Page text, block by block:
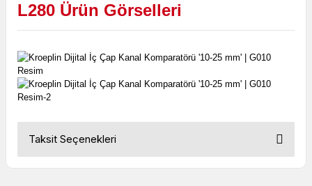
L280 Ürün Görselleri
Taksit Seçenekleri